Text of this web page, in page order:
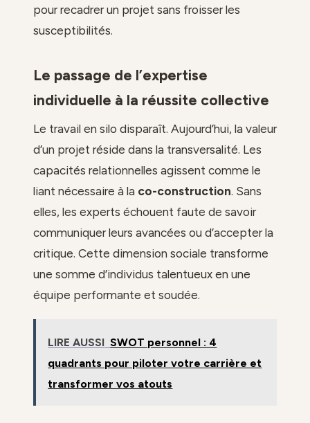
pour recadrer un projet sans froisser les
susceptibilités.
Le passage de l’expertise
individuelle à la réussite collective
Le travail en silo disparaît. Aujourd’hui, la valeur
d’un projet réside dans la transversalité. Les
capacités relationnelles agissent comme le
liant nécessaire à la co-construction. Sans
elles, les experts échouent faute de savoir
communiquer leurs avancées ou d’accepter la
critique. Cette dimension sociale transforme
une somme d’individus talentueux en une
équipe performante et soudée.
LIRE AUSSI SWOT personnel : 4
quadrants pour piloter votre carrière et
transformer vos atouts